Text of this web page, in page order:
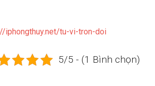
iphongthuy.net/tu-vi-tron-doi
5/5 - (1 Bình chọn)